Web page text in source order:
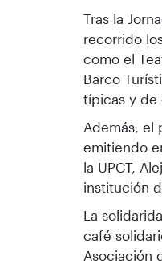
Tras la
recorrido
como el
Barco
típicas y de
Además, el
emitiendo
la UPCT,
institución
La
café
Asociación